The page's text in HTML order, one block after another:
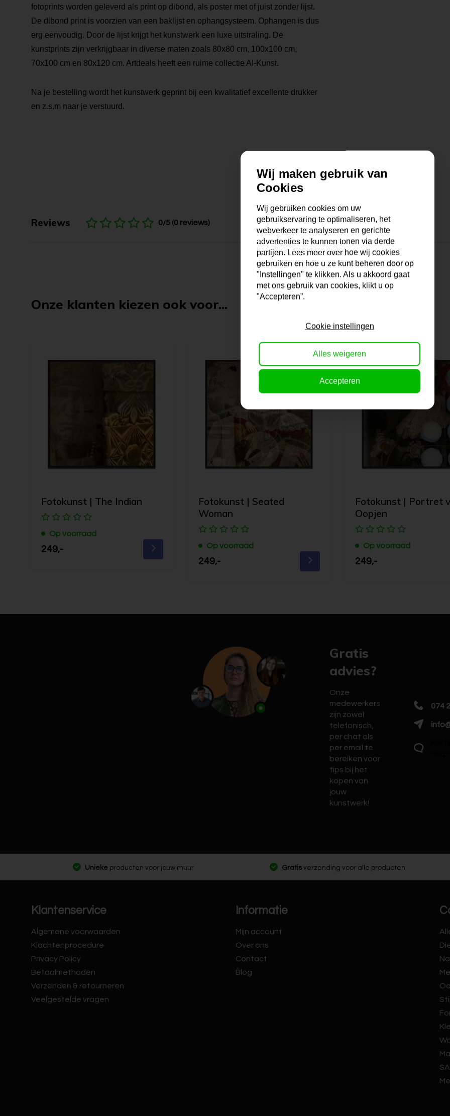
fotoprints worden geleverd als print op dibond, als poster met of juist zonder lijst.
De dibond print is voorzien van een baklijst en ophangsysteem. Ophangen is dus
erg eenvoudig. Door de lijst krijgt het kunstwerk een luxe uitstraling. De
kunstprints zijn verkrijgbaar in diverse maten zoals 80x80 cm, 100x100 cm,
70x100 cm en 80x120 cm. Artdeals heeft een ruime collectie AI-Kunst.
Na je bestelling wordt het kunstwerk geprint bij een kwalitatief excellente drukker
en z.s.m naar je verstuurd.
Reviews 0/5 (0 reviews)
Onze klanten kiezen ook voor...
Fotokunst | The Indian
Op voorraad
249,-
Fotokunst | Seated
Woman
Op voorraad
249,-
Fotokunst | Portret
Oopjen
Op voorraad
249,-
Gratis
advies?
Onze
medewerkers
zijn zowel
telefonisch,
per chat als
per email te
bereiken voor
tips bij het
kopen van
jouw
kunstwerk!
074
Unieke producten voor jouw muur Gratis verzending voor alle producten
Klantenservice
Algemene voorwaarden
Klachtenprocedure
Privacy Policy
Betaalmethoden
Verzenden & retourneren
Veelgestelde vragen
Informatie
Mijn account
Over ons
Contact
Blog
Wij maken gebruik van
Cookies
Wij gebruiken cookies om uw
gebruikservaring te optimaliseren, het
webverkeer te analyseren en gerichte
advertenties te kunnen tonen via derde
partijen. Lees meer over hoe wij cookies
gebruiken en hoe u ze kunt beheren door op
"Instellingen" te klikken. Als u akkoord gaat
met ons gebruik van cookies, klikt u op
"Accepteren”.
Cookie instellingen
Alles weigeren
Accepteren